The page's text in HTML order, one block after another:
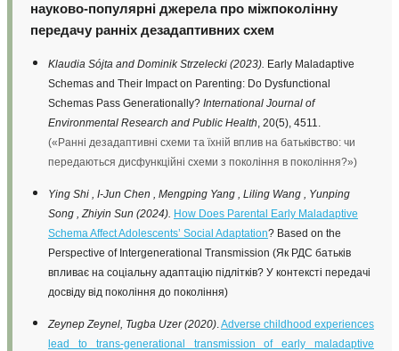
науково-популярні джерела про міжпоколінну
передачу ранніх дезадаптивних схем
Klaudia Sójta and Dominik Strzelecki (2023). Early Maladaptive
Schemas and Their Impact on Parenting: Do Dysfunctional
Schemas Pass Generationally? International Journal of
Environmental Research and Public Health , 20(5), 4511.
(«Ранні дезадаптивні схеми та їхній вплив на батьківство: чи
передаються дисфункційні схеми з покоління в покоління?»)
Ying Shi , I-Jun Chen , Mengping Yang , Liling Wang
, Yunping
Song
, Zhiyin Sun (2024). How Does Parental Early Maladaptive
Schema Affect Adolescents’ Social Adaptation? Based on the
Perspective of Intergenerational Transmission (Як РДС батьків
впливає на соціальну адаптацію підлітків? У контексті передачі
досвіду від покоління до покоління)
Zeynep Zeynel, Tugba Uzer (2020) Adverse childhood experiences
lead to trans-generational transmission of early maladaptive